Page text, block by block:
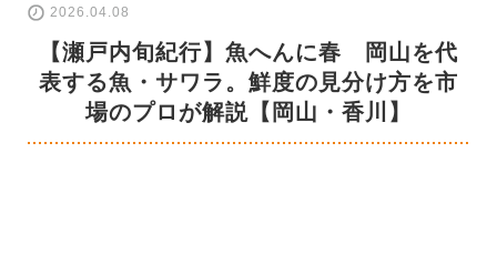
2026.04.08
【瀬戸内旬紀行】魚へんに春 岡山を代
表する魚・サワラ。鮮度の見分け方を市
場のプロが解説【岡山・香川】